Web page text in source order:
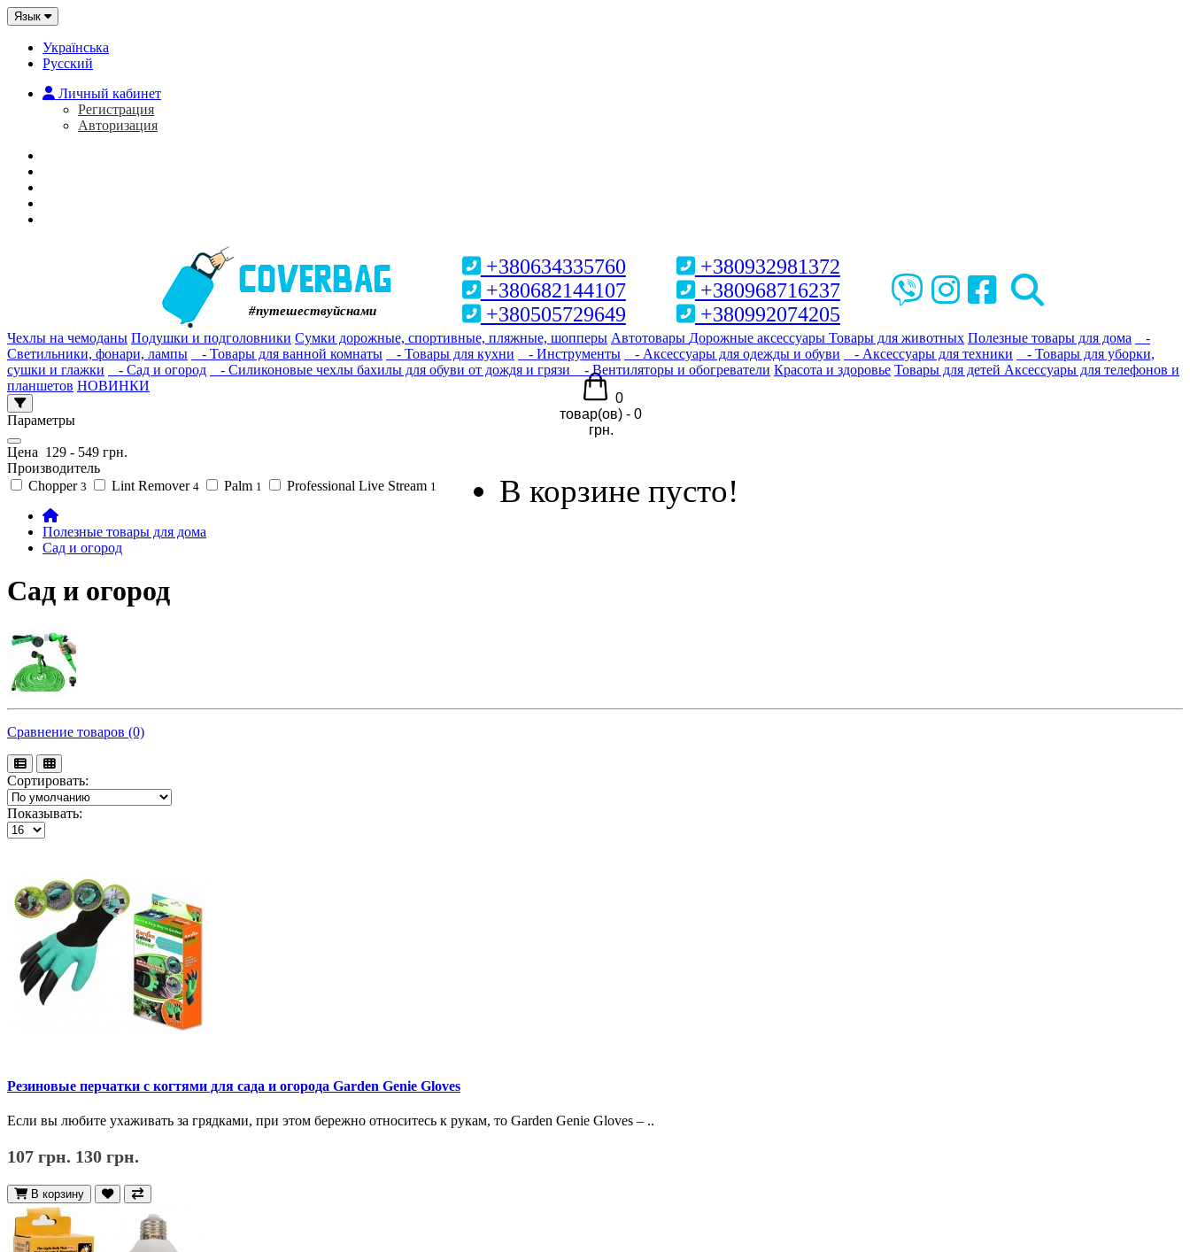
Язык
Українська
Русский
Личный кабинет
Регистрация
Авторизация
#путешествуйснами
+380634335760
+380682144107
+380505729649
+380932981372
+380968716237
+380992074205
0
товар(ов) - 0
грн.
В корзине пусто!
Чехлы на чемоданы Подушки и подголовники Сумки дорожные, спортивные, пляжные, шопперы Автотовары Дорожные аксессуары Товары для животных Полезные товары для дома
-
Светильники, фонари, лампы
- Товары для ванной комнаты - Товары для кухни - Инструменты - Аксессуары для одежды и обуви - Аксессуары для техники
- Товары для уборки,
сушки и глажки
- Сад и огород - Силиконовые чехлы бахилы для обуви от дождя и грязи - Вентиляторы и обогреватели Красота и здоровье Товары для детей Аксессуары для телефонов и
планшетов НОВИНКИ
Параметры
Цена 129 - 549 грн.
Производитель
Chopper 3 Lint Remover 4 Palm 1 Professional Live Stream 1
Полезные товары для дома
Сад и огород
Сад и огород
Сравнение товаров (0)
Сортировать:
Показывать:
Резиновые перчатки с когтями для сада и огорода Garden Genie Gloves
Если вы любите ухаживать за грядками, при этом бережно относитесь к рукам, то Garden Genie Gloves – ..
107 грн. 130 грн.
В корзину